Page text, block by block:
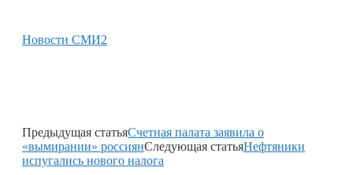
Новости СМИ2
Предыдущая статьяСчетная палата заявила о
«вымирании» россиянСледующая статьяНефтяники
испугались нового налога